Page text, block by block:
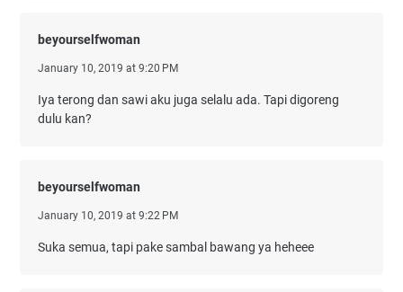
beyourselfwoman
January 10, 2019 at 9:20 PM
Iya terong dan sawi aku juga selalu ada. Tapi digoreng
dulu kan?
beyourselfwoman
January 10, 2019 at 9:22 PM
Suka semua, tapi pake sambal bawang ya heheee